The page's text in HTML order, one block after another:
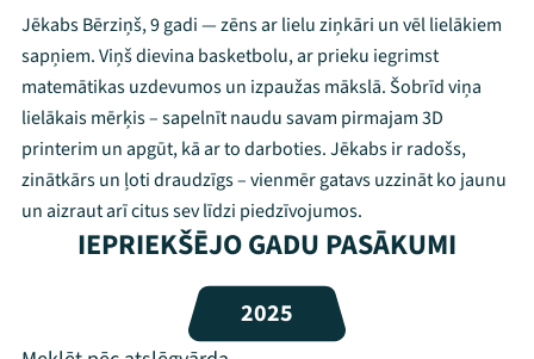
Mana programma
Programma
Jēkabs Bērziņš, 9 gadi — zēns ar lielu ziņkāri un vēl lielākiem
sapņiem. Viņš dievina basketbolu, ar prieku iegrimst
matemātikas uzdevumos un izpaužas mākslā. Šobrīd viņa
lielākais mērķis – sapelnīt naudu savam pirmajam 3D
printerim un apgūt, kā ar to darboties. Jēkabs ir radošs,
zinātkārs un ļoti draudzīgs – vienmēr gatavs uzzināt ko jaunu
un aizraut arī citus sev līdzi piedzīvojumos.
IEPRIEKŠĒJO GADU PASĀKUMI
2025